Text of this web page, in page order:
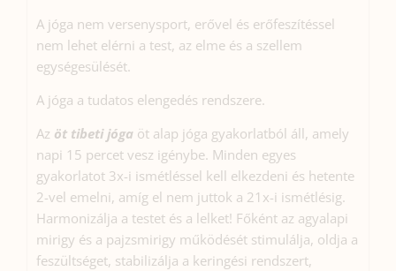
A jóga nem versenysport, erővel és erőfeszítéssel
nem lehet elérni a test, az elme és a szellem
egységesülését.
A jóga a tudatos elengedés rendszere.
Az öt tibeti jóga öt alap jóga gyakorlatból áll, amely
napi 15 percet vesz igénybe. Minden egyes
gyakorlatot 3x-i ismétléssel kell elkezdeni és hetente
2-vel emelni, amíg el nem juttok a 21x-i ismétlésig.
Harmonizálja a testet és a lelket! Főként az agyalapi
mirigy és a pajzsmirigy működését stimulálja, oldja a
feszültséget, stabilizálja a keringési rendszert,